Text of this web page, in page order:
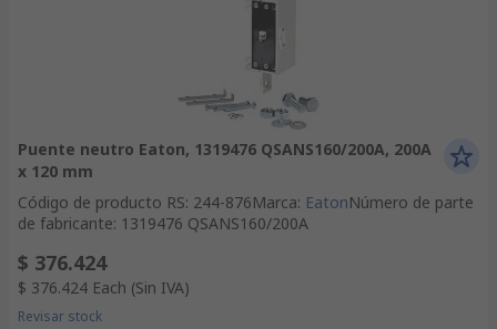
Puente neutro Eaton, 1319476 QSANS160/200A, 200A
x 120 mm
Código de producto RS: 244-876Marca: EatonNúmero de parte
de fabricante: 1319476 QSANS160/200A
$ 376.424
$ 376.424 Each (Sin IVA)
Revisar stock